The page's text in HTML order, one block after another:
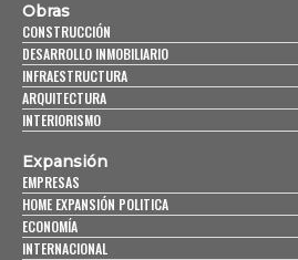
Obras
CONSTRUCCIÓN
DESARROLLO INMOBILIARIO
INFRAESTRUCTURA
ARQUITECTURA
INTERIORISMO
Expansión
EMPRESAS
HOME EXPANSIÓN POLITICA
ECONOMÍA
INTERNACIONAL